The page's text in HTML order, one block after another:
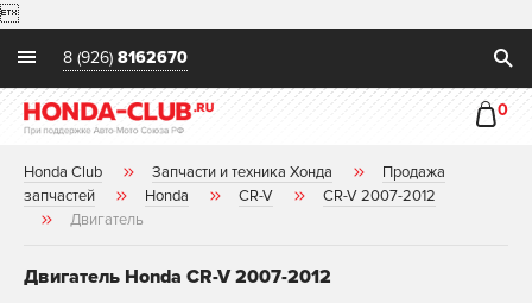

8 (926) 8162670
0
Honda Club Запчасти и техника Хонда
Продажа
запчастей
Honda CR-V
CR-V 2007-2012
Двигатель
Двигатель Honda CR-V 2007-2012